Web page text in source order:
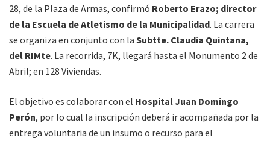
28, de la Plaza de Armas, confirmó Roberto Erazo; director
de la Escuela de Atletismo de la Municipalidad. La carrera
se organiza en conjunto con la Subtte. Claudia Quintana,
del RIMte. La recorrida, 7K, llegará hasta el Monumento 2 de
Abril; en 128 Viviendas.
El objetivo es colaborar con el Hospital Juan Domingo
Perón, por lo cual la inscripción deberá ir acompañada por la
entrega voluntaria de un insumo o recurso para el